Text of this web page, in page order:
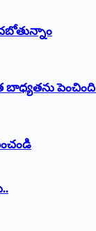
బాధ్యతను పెంచింది